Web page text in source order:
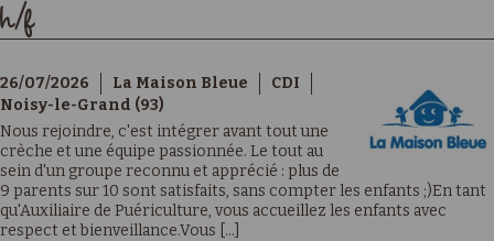
h/f
26/07/2026 La Maison Bleue
CDI
Noisy-le-Grand (93)
Nous rejoindre, c'est intégrer avant tout une
crèche et une équipe passionnée. Le tout au
sein d'un groupe reconnu et apprécié : plus de
9 parents sur 10 sont satisfaits, sans compter les enfants ;)En tant
qu'Auxiliaire de Puériculture, vous accueillez les enfants avec
respect et bienveillance.Vous [...]